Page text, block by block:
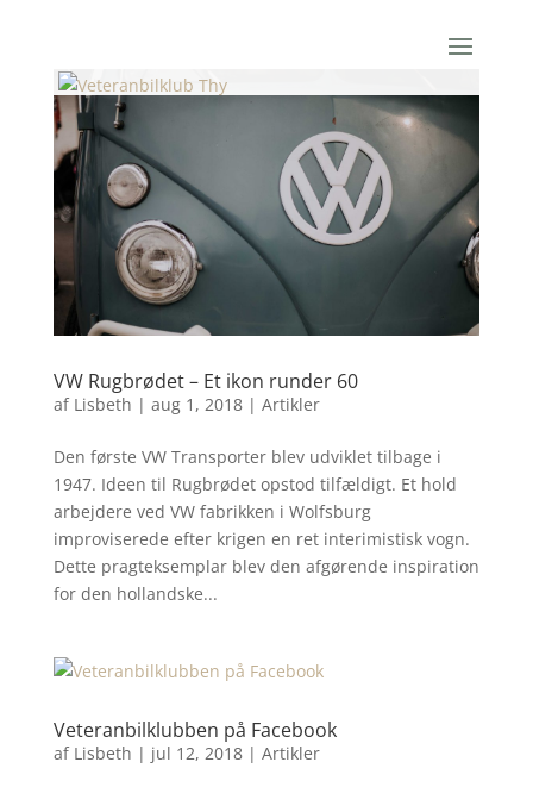
VW Rugbrødet – Et ikon runder 60
af Lisbeth | aug 1, 2018| Artikler
Den første VW Transporter blev udviklet tilbage i
1947. Ideen til Rugbrødet opstod tilfældigt. Et hold
arbejdere ved VW fabrikken i Wolfsburg
improviserede efter krigen en ret interimistisk vogn.
Dette pragteksemplar blev den afgørende inspiration
for den hollandske...
Veteranbilklubben på Facebook
af Lisbeth | jul 12, 2018| Artikler